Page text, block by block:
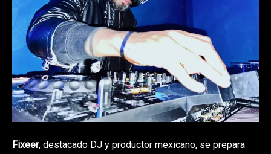
Fixeer, destacado DJ y productor mexicano, se prepara